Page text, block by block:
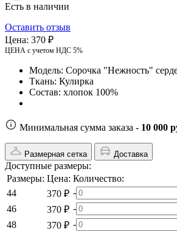
Есть в наличии
Оставить отзыв
Цена: 370 ₽
ЦЕНА с учетом НДС 5%
Модель: Сорочка "Нежность"
Ткань: Кулирка
Состав: хлопок 100%
Минимальная сумма заказа - 10 000
Размерная сетка Доставка
Доступные размеры:
Размеры: Цена: Количество:
44
370 ₽ -
46
370 ₽ -
48
370 ₽ -